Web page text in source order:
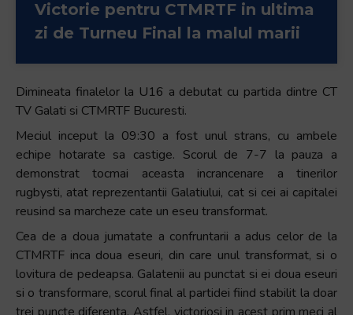
Victorie pentru CTMRTF in ultima
zi de Turneu Final la malul marii
Dimineata finalelor la U16 a debutat cu partida dintre CT
TV Galati si CTMRTF Bucuresti.
Meciul inceput la 09:30 a fost unul strans, cu ambele
echipe hotarate sa castige. Scorul de 7-7 la pauza a
demonstrat tocmai aceasta incrancenare a tinerilor
rugbysti, atat reprezentantii Galatiului, cat si cei ai capitalei
reusind sa marcheze cate un eseu transformat.
Cea de a doua jumatate a confruntarii a adus celor de la
CTMRTF inca doua eseuri, din care unul transformat, si o
lovitura de pedeapsa. Galatenii au punctat si ei doua eseuri
si o transformare, scorul final al partidei fiind stabilit la doar